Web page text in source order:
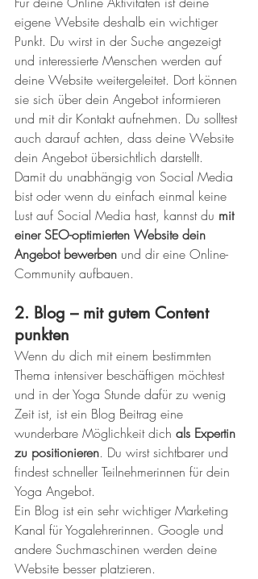
eigene Website deshalb ein wichtiger
Punkt. Du wirst in der Suche angezeigt
und interessierte Menschen werden auf
deine Website weitergeleitet. Dort können
sie sich über dein Angebot informieren
und mit dir Kontakt aufnehmen. Du solltest
auch darauf achten, dass deine Website
dein Angebot übersichtlich darstellt.
Damit du unabhängig von Social Media
bist oder wenn du einfach einmal keine
Lust auf Social Media hast, kannst du mit
einer SEO-optimierten Website dein
Angebot bewerben und dir eine Online-
Community aufbauen.
2. Blog – mit gutem Content
punkten
Wenn du dich mit einem bestimmten
Thema intensiver beschäftigen möchtest
und in der Yoga Stunde dafür zu wenig
Zeit ist, ist ein Blog Beitrag eine
wunderbare Möglichkeit dich als Expertin
zu positionieren. Du wirst sichtbarer und
findest schneller Teilnehmerinnen für dein
Yoga Angebot.
Ein Blog ist ein sehr wichtiger Marketing
Kanal für Yogalehrerinnen. Google und
andere Suchmaschinen werden deine
Website besser platzieren.